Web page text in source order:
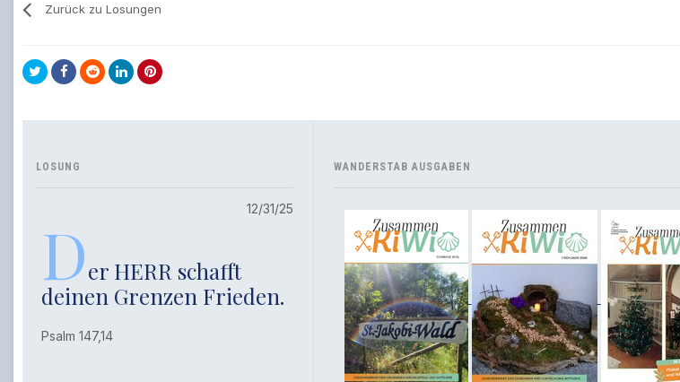
Zurück zu Losungen
LOSUNG
12/31/25
Der HERR schafft
deinen Grenzen Frieden.
Psalm 147,14
WANDERSTAB AUSGABEN